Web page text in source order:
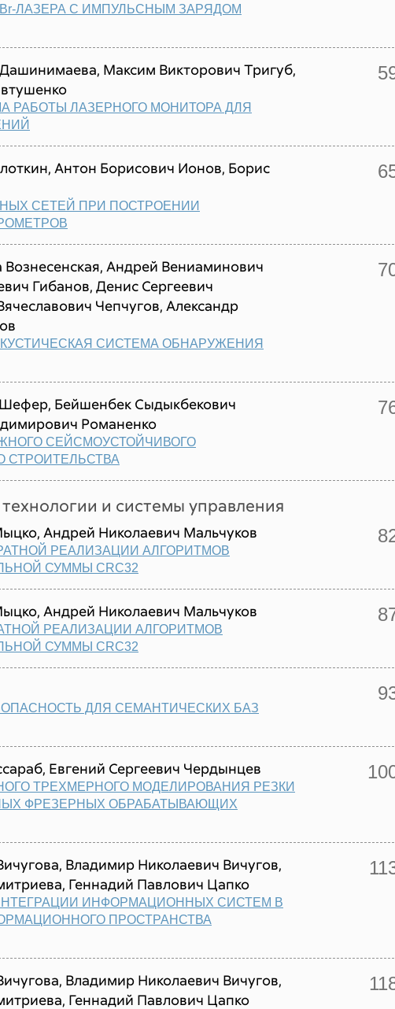
ЛАЗЕРА С ИМПУЛЬСНЫМ ЗАРЯДОМ
Максим Викторович Тригуб,
РАБОТЫ ЛАЗЕРНОГО МОНИТОРА ДЛЯ
Антон Борисович Ионов, Борис
СЕТЕЙ ПРИ ПОСТРОЕНИИ
Андрей Вениаминович
Гибанов, Денис Сергеевич
Чепчугов, Александр
СИСТЕМА ОБНАРУЖЕНИЯ
Бейшенбек Сыдыкбекович
Романенко
СЕЙСМОУСТОЙЧИВОГО
СТРОИТЕЛЬСТВА
и системы управления
Андрей Николаевич Мальчуков
РЕАЛИЗАЦИИ АЛГОРИТМОВ
СУММЫ CRC32
Андрей Николаевич Мальчуков
РЕАЛИЗАЦИИ АЛГОРИТМОВ
СУММЫ CRC32
ДЛЯ СЕМАНТИЧЕСКИХ БАЗ
Евгений Сергеевич Чердынцев
ТРЕХМЕРНОГО МОДЕЛИРОВАНИЯ РЕЗКИ
ФРЕЗЕРНЫХ ОБРАБАТЫВАЮЩИХ
Владимир Николаевич Вичугов,
Геннадий Павлович Цапко
ИНФОРМАЦИОННЫХ СИСТЕМ В
ПРОСТРАНСТВА
Владимир Николаевич Вичугов,
Геннадий Павлович Цапко